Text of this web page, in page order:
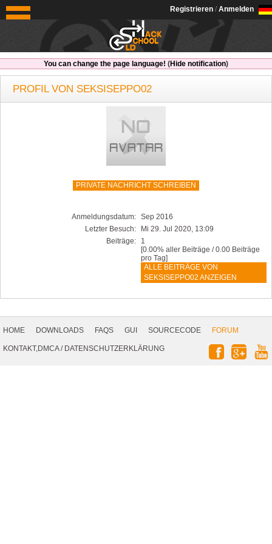
OldSchoolHack
Registrieren / Anmelden
You can change the page language! (Hide notification)
PROFIL VON SEKSISEPPO02
PRIVATE NACHRICHT SCHREIBEN
Anmeldungsdatum: Sep 2016
Letzter Besuch:
Mi 29. Jul 2020, 13:09
Beiträge:
1
[0.00% aller Beiträge / 0.00 Beiträge
pro Tag]
ALLE BEITRÄGE VON
SEKSISEPPO02 ANZEIGEN
Navigation
HOME DOWNLOADS FAQS GUI SOURCECODE
FORUM
KONTAKT,DMCA/ DATENSCHUTZERKLÄRUNG